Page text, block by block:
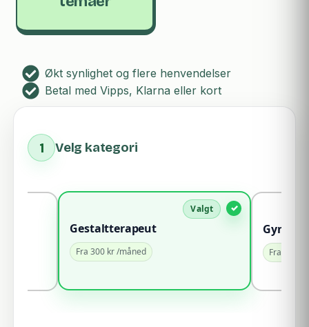
Økt synlighet og flere henvendelser
Betal med Vipps, Klarna eller kort
1 Velg kategori
Gestaltterapeut
Fra 300 kr /måned Fra 100